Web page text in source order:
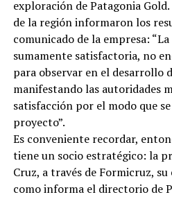
exploración de Patagonia
de la región informaron los
comunicado de la empresa:
sumamente satisfactoria, no
para observar en el desarrollo
manifestando las autoridades
satisfacción por el modo que
proyecto”.
Es conveniente recordar,
tiene un socio estratégico: la
Cruz, a través de Formicruz,
como informa el directorio de